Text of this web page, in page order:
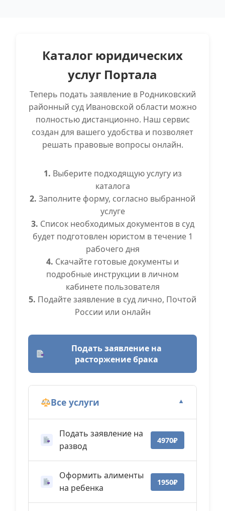
Каталог юридических
услуг Портала
Теперь подать заявление в Родниковский
районный суд Ивановской области можно
полностью дистанционно. Наш сервис
создан для вашего удобства и позволяет
решать правовые вопросы онлайн.
1. Выберите подходящую услугу из
каталога
2. Заполните форму, согласно выбранной
услуге
3. Список необходимых документов в суд
будет подготовлен юристом в течение 1
рабочего дня
4. Скачайте готовые документы и
подробные инструкции в личном
кабинете пользователя
5. Подайте заявление в суд лично, Почтой
России или онлайн
Подать заявление на
расторжение брака
Все услуги ▼
Подать заявление на
развод
4970₽
Оформить алименты
на ребенка
1950₽